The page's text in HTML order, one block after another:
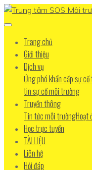
Trang chủ
Giới thiệu
Dịch vụ
Ứng phó khẩn cấp sự
tin sự cố môi trường
Truyền thông
Tin tức môi trườngHoạt
Học trực tuyến
TÀI LIỆU
Liên hệ
Hỏi đáp